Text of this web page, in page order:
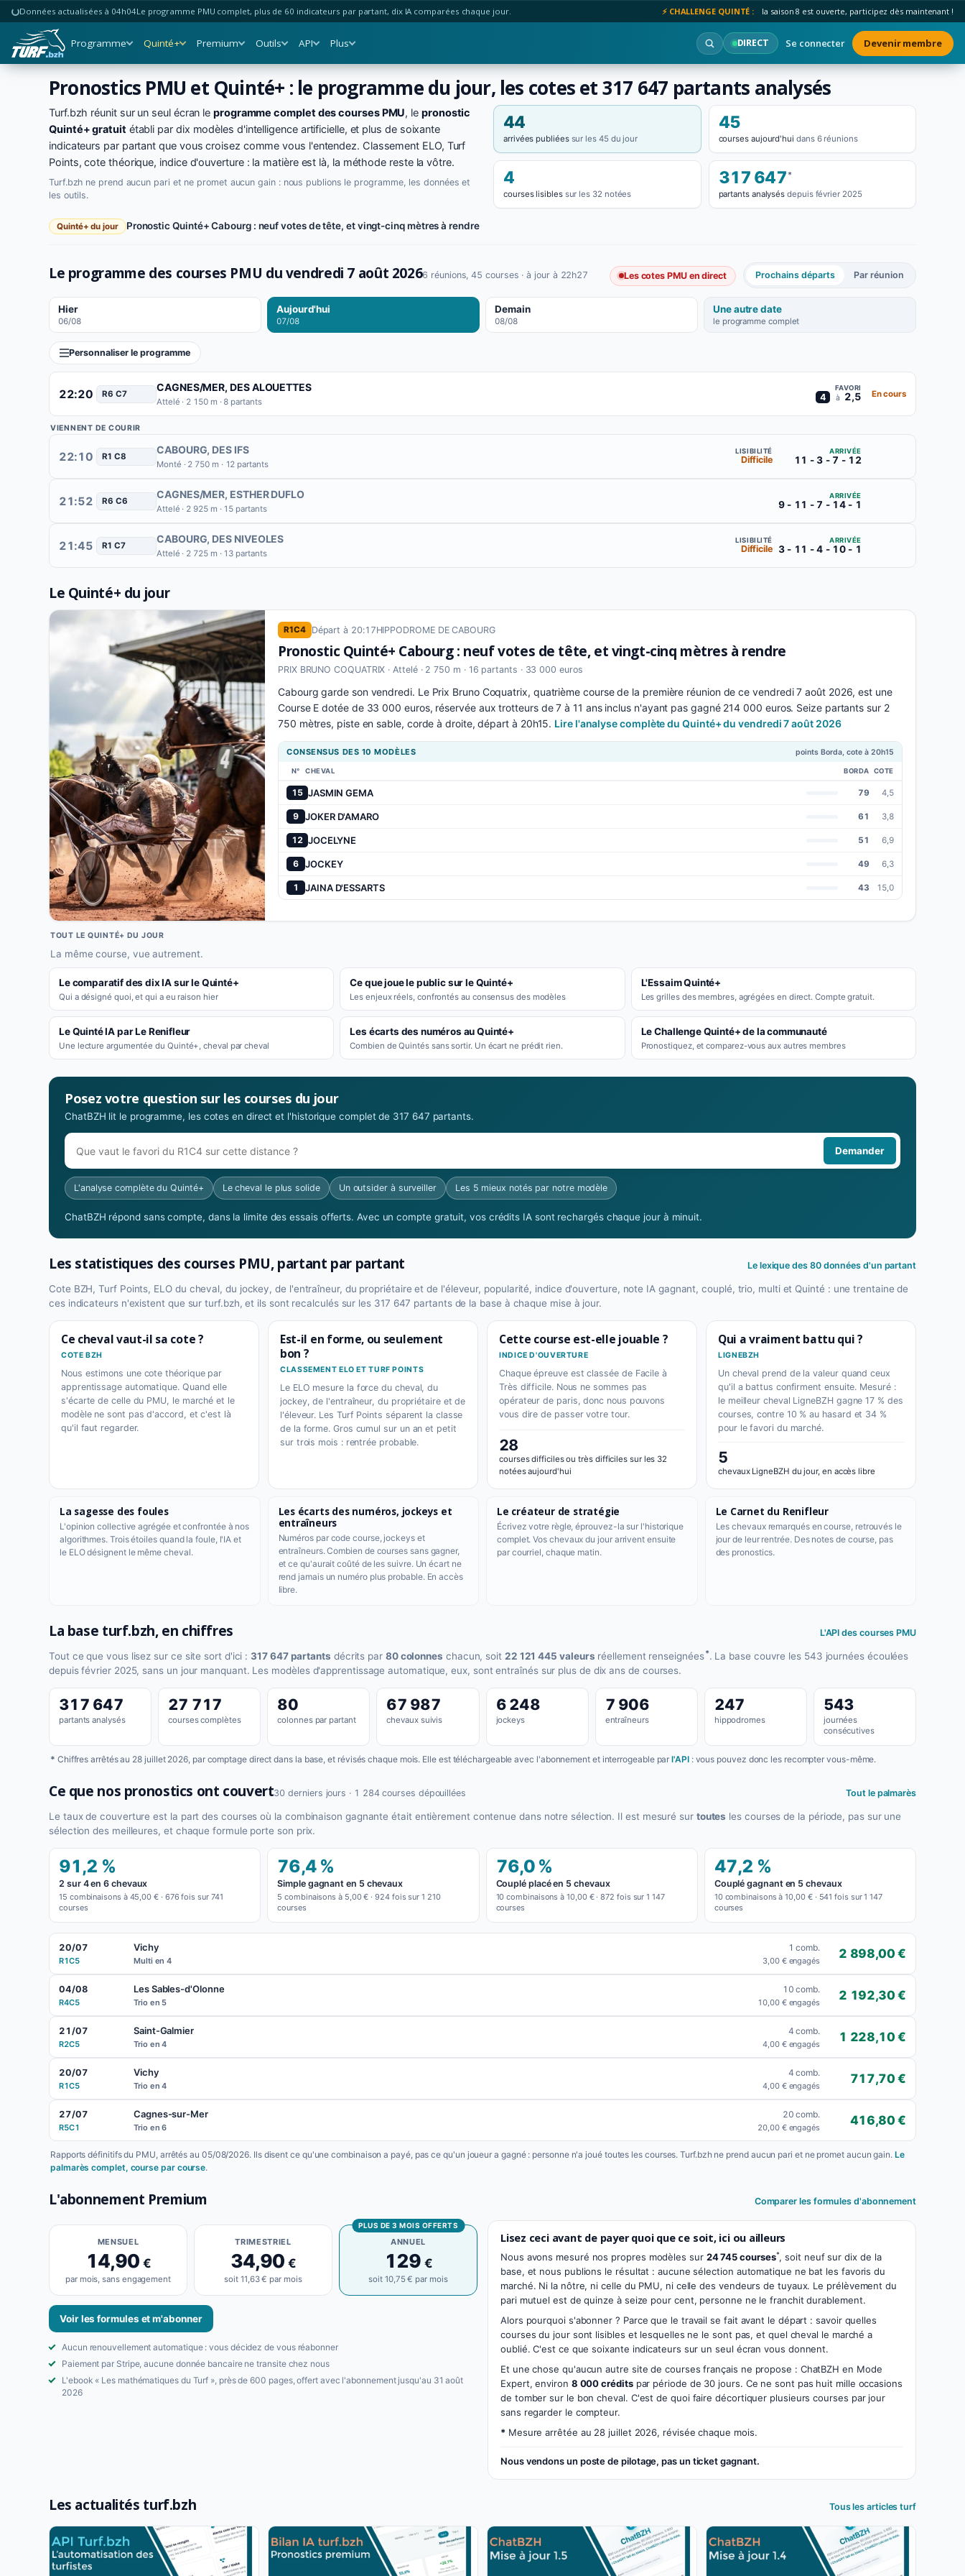
Données actualisées à 04h04Le programme PMU complet, plus de 60 indicateurs par partant, dix IA comparées chaque jour. ⚡ CHALLENGE QUINTÉ : la saison 8 est ouverte, participez dès maintenant !
Programme Quinté+ Premium Outils API Plus DIRECT Se connecter Devenir membre
Pronostics PMU et Quinté+ : le programme du jour, les cotes et 317 647 partants analysés
Turf.bzh réunit sur un seul écran leprogramme complet des courses PMU, lepronostic
Quinté+ gratuitétabli par dix modèles d'intelligence artificielle, et plus de soixante
indicateurs par partant que vous croisez comme vous l'entendez. Classement ELO, Turf
Points, cote théorique, indice d'ouverture : la matière est là, la méthode reste la vôtre.
Turf.bzh ne prend aucun pari et ne promet aucun gain : nous publions le programme, les données et
les outils.
44
arrivées publiéessur les 45 du jour
45
courses aujourd'hui dans 6 réunions
4
courses lisiblessur les 32 notées
317 647 *
partants analysés depuis février 2025
Quinté+ du jour Pronostic Quinté+ Cabourg : neuf votes de tête, et vingt-cinq mètres à rendre
Le programme des courses PMU duvendredi 7 août 20266 réunions, 45 courses · à jour à 22h27 Les cotes PMU en direct Prochains départs Par réunion
Hier
06/08
Aujourd'hui
07/08
Demain
08/08
Une autre date
le programme complet
Personnaliser le programme
22:20 R6 C7
CAGNES/MER, DES ALOUETTES
Attelé · 2 150 m · 8 partants
FAVORI
4 à 2,5 En cours
VIENNENT DE COURIR
22:10 R1 C8
CABOURG, DES IFS
Monté · 2 750 m · 12 partants
LISIBILITÉ
Difficile
ARRIVÉE
11 - 3 - 7 - 12
21:52 R6 C6
CAGNES/MER, ESTHER DUFLO
Attelé · 2 925 m · 15 partants
ARRIVÉE
9 - 11 - 7 - 14 - 1
21:45 R1 C7
CABOURG, DES NIVEOLES
Attelé · 2 725 m · 13 partants
LISIBILITÉ
Difficile
ARRIVÉE
3 - 11 - 4 - 10 - 1
Le Quinté+ du jour
R1C4 Départ à 20:17HIPPODROME DE CABOURG
Pronostic Quinté+ Cabourg : neuf votes de tête, et vingt-cinq mètres à rendre
PRIX BRUNO COQUATRIX · Attelé · 2 750 m · 16 partants · 33 000 euros
Cabourg garde son vendredi. Le Prix Bruno Coquatrix, quatrième course de la première réunion de ce vendredi 7 août 2026, est une
Course E dotée de 33 000 euros, réservée aux trotteurs de 7 à 11 ans inclus n'ayant pas gagné 214 000 euros. Seize partants sur 2
750 mètres, piste en sable, corde à droite, départ à 20h15. Lire l'analyse complète du Quinté+ du vendredi 7 août 2026
CONSENSUS DES 10 MODÈLES points Borda, cote à 20h15
N° CHEVAL BORDA COTE
15 JASMIN GEMA 79 4,5
9 JOKER D'AMARO 61 3,8
12 JOCELYNE 51 6,9
6 JOCKEY 49 6,3
1 JAINA D'ESSARTS 43 15,0
TOUT LE QUINTÉ+ DU JOUR
La même course, vue autrement.
Le comparatif des dix IA sur le Quinté+
Qui a désigné quoi, et qui a eu raison hier
Ce que joue le public sur le Quinté+
Les enjeux réels, confrontés au consensus des modèles
L'Essaim Quinté+
Les grilles des membres, agrégées en direct. Compte gratuit.
Le Quinté IA par Le Renifleur
Une lecture argumentée du Quinté+, cheval par cheval
Les écarts des numéros au Quinté+
Combien de Quintés sans sortir. Un écart ne prédit rien.
Le Challenge Quinté+ de la communauté
Pronostiquez, et comparez-vous aux autres membres
Posez votre question sur les courses du jour
ChatBZH lit le programme, les cotes en direct et l'historique complet de 317 647 partants.
Demander
L'analyse complète du Quinté+ Le cheval le plus solide Un outsider à surveiller Les 5 mieux notés par notre modèle
ChatBZH répond sans compte, dans la limite des essais offerts. Avec un compte gratuit, vos crédits IA sont rechargés chaque jour à minuit.
Les statistiques des courses PMU, partant par partant Le lexique des 80 données d'un partant
Cote BZH, Turf Points, ELO du cheval, du jockey, de l'entraîneur, du propriétaire et de l'éleveur, popularité, indice d'ouverture, note IA gagnant, couplé, trio, multi et Quinté : une trentaine de
ces indicateurs n'existent que sur turf.bzh, et ils sont recalculés sur les 317 647 partants de la base à chaque mise à jour.
Ce cheval vaut-il sa cote ?
COTE BZH
Nous estimons une cote théorique par
apprentissage automatique. Quand elle
s'écarte de celle du PMU, le marché et le
modèle ne sont pas d'accord, et c'est là
qu'il faut regarder.
Est-il en forme, ou seulement
bon ?
CLASSEMENT ELO ET TURF POINTS
Le ELO mesure la force du cheval, du
jockey, de l'entraîneur, du propriétaire et de
l'éleveur. Les Turf Points séparent la classe
de la forme. Gros cumul sur un an et petit
sur trois mois : rentrée probable.
Cette course est-elle jouable ?
INDICE D'OUVERTURE
Chaque épreuve est classée de Facile à
Très difficile. Nous ne sommes pas
opérateur de paris, donc nous pouvons
vous dire de passer votre tour.
28
courses difficiles ou très difficiles sur les 32
notées aujourd'hui
Qui a vraiment battu qui ?
LIGNEBZH
Un cheval prend de la valeur quand ceux
qu'il a battus confirment ensuite. Mesuré :
le meilleur cheval LigneBZH gagne 17 % des
courses, contre 10 % au hasard et 34 %
pour le favori du marché.
5
chevaux LigneBZH du jour, en accès libre
La sagesse des foules
L'opinion collective agrégée et confrontée à nos
algorithmes. Trois étoiles quand la foule, l'IA et
le ELO désignent le même cheval.
Les écarts des numéros, jockeys et
entraîneurs
Numéros par code course, jockeys et
entraîneurs. Combien de courses sans gagner,
et ce qu'aurait coûté de les suivre. Un écart ne
rend jamais un numéro plus probable. En accès
libre.
Le créateur de stratégie
Écrivez votre règle, éprouvez-la sur l'historique
complet. Vos chevaux du jour arrivent ensuite
par courriel, chaque matin.
Le Carnet du Renifleur
Les chevaux remarqués en course, retrouvés le
jour de leur rentrée. Des notes de course, pas
des pronostics.
La base turf.bzh, en chiffres L'API des courses PMU
Tout ce que vous lisez sur ce site sort d'ici :317 647 partants décrits par 80 colonnes chacun, soit 22 121 445 valeurs réellement renseignées*. La base couvre les 543 journées écoulées
depuis février 2025, sans un jour manquant. Les modèles d'apprentissage automatique, eux, sont entraînés sur plus de dix ans de courses.
317 647
partants analysés
27 717
courses complètes
80
colonnes par partant
67 987
chevaux suivis
6 248
jockeys
7 906
entraîneurs
247
hippodromes
543
journées
consécutives
* Chiffres arrêtés au 28 juillet 2026, par comptage direct dans la base, et révisés chaque mois. Elle est téléchargeable avec l'abonnement et interrogeable parl'API: vous pouvez donc les recompter vous-même.
Ce que nos pronostics ont couvert30 derniers jours · 1 284 courses dépouillées Tout le palmarès
Le taux de couverture est la part des courses où la combinaison gagnante était entièrement contenue dans notre sélection. Il est mesuré sur toutes les courses de la période, pas sur une
sélection des meilleures, et chaque formule porte son prix.
91,2 %
2 sur 4 en 6 chevaux
15 combinaisons à 45,00 € · 676 fois sur 741
courses
76,4 %
Simple gagnant en 5 chevaux
5 combinaisons à 5,00 € · 924 fois sur 1 210
courses
76,0 %
Couplé placé en 5 chevaux
10 combinaisons à 10,00 € · 872 fois sur 1 147
courses
47,2 %
Couplé gagnant en 5 chevaux
10 combinaisons à 10,00 € · 541 fois sur 1 147
courses
20/07
R1C5
Vichy
Multi en 4
1 comb.
3,00 € engagés 2 898,00 €
04/08
R4C5
Les Sables-d'Olonne
Trio en 5
10 comb.
10,00 € engagés 2 192,30 €
21/07
R2C5
Saint-Galmier
Trio en 4
4 comb.
4,00 € engagés 1 228,10 €
20/07
R1C5
Vichy
Trio en 4
4 comb.
4,00 € engagés 717,70 €
27/07
R5C1
Cagnes-sur-Mer
Trio en 6
20 comb.
20,00 € engagés 416,80 €
Rapports définitifs du PMU, arrêtés au 05/08/2026. Ils disent ce qu'une combinaison a payé, pas ce qu'un joueur a gagné : personne n'a joué toutes les courses. Turf.bzh ne prend aucun pari et ne promet aucun gain. Le
palmarès complet, course par course.
L'abonnement Premium Comparer les formules d'abonnement
MENSUEL
14,90€
par mois, sans engagement
TRIMESTRIEL
34,90€
soit 11,63 € par mois
PLUS DE 3 MOIS OFFERTS
ANNUEL
129€
soit 10,75 € par mois
Voir les formules et m'abonner
Aucun renouvellement automatique : vous décidez de vous réabonner
Paiement par Stripe, aucune donnée bancaire ne transite chez nous
L'ebook « Les mathématiques du Turf », près de 600 pages, offert avec l'abonnement jusqu'au 31 août
2026
Lisez ceci avant de payer quoi que ce soit, ici ou ailleurs
Nous avons mesuré nos propres modèles sur 24 745 courses*, soit neuf sur dix de la
base, et nous publions le résultat : aucune sélection automatique ne bat les favoris du
marché. Ni la nôtre, ni celle du PMU, ni celle des vendeurs de tuyaux. Le prélèvement du
pari mutuel est de quinze à seize pour cent, personne ne le franchit durablement.
Alors pourquoi s'abonner ? Parce que le travail se fait avant le départ : savoir quelles
courses du jour sont lisibles et lesquelles ne le sont pas, et quel cheval le marché a
oublié. C'est ce que soixante indicateurs sur un seul écran vous donnent.
Et une chose qu'aucun autre site de courses français ne propose : ChatBZH en Mode
Expert, environ 8 000 créditspar période de 30 jours. Ce ne sont pas huit mille occasions
de tomber sur le bon cheval. C'est de quoi faire décortiquer plusieurs courses par jour
sans regarder le compteur.
* Mesure arrêtée au 28 juillet 2026, révisée chaque mois.
Nous vendons un poste de pilotage, pas un ticket gagnant.
Les actualités turf.bzh Tous les articles turf